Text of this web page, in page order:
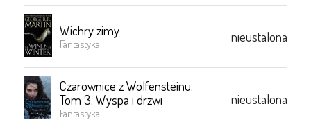
Wichry zimy
Fantastyka nieustalona
Czarownice z Wolfensteinu.
Tom 3. Wyspa i drzwi
Fantastyka
nieustalona